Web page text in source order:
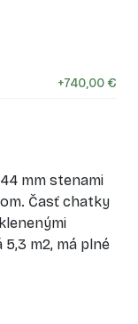
+740,00 €
mm stenami
Časť chatky
m2, má plné